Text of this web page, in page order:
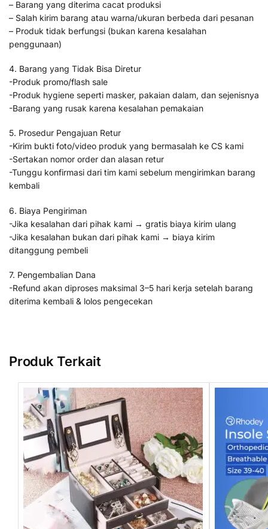
– Barang yang diterima cacat produksi
– Salah kirim barang atau warna/ukuran berbeda dari pesanan
– Produk tidak berfungsi (bukan karena kesalahan
penggunaan)
4. Barang yang Tidak Bisa Diretur
-Produk promo/flash sale
-Produk hygiene seperti masker, pakaian dalam, dan sejenisnya
-Barang yang rusak karena kesalahan pemakaian
5. Prosedur Pengajuan Retur
-Kirim bukti foto/video produk yang bermasalah ke CS kami
-Sertakan nomor order dan alasan retur
-Tunggu konfirmasi dari tim kami sebelum mengirimkan barang
kembali
6. Biaya Pengiriman
-Jika kesalahan dari pihak kami → gratis biaya kirim ulang
-Jika kesalahan bukan dari pihak kami → biaya kirim
ditanggung pembeli
7. Pengembalian Dana
-Refund akan diproses maksimal 3–5 hari kerja setelah barang
diterima kembali & lolos pengecekan
Produk Terkait